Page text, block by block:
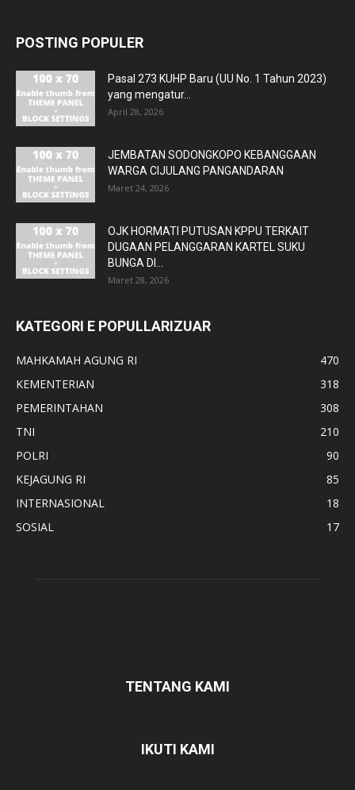
POSTING POPULER
Pasal 273 KUHP Baru (UU No. 1 Tahun 2023)
yang mengatur...
April 28, 2026
JEMBATAN SODONGKOPO KEBANGGAAN
WARGA CIJULANG PANGANDARAN
Maret 24, 2026
OJK HORMATI PUTUSAN KPPU TERKAIT
DUGAAN PELANGGARAN KARTEL SUKU
BUNGA DI...
Maret 28, 2026
KATEGORI E POPULLARIZUAR
MAHKAMAH AGUNG RI
470
KEMENTERIAN
318
PEMERINTAHAN
308
TNI
210
POLRI
90
KEJAGUNG RI
85
INTERNASIONAL
18
SOSIAL
17
TENTANG KAMI
IKUTI KAMI